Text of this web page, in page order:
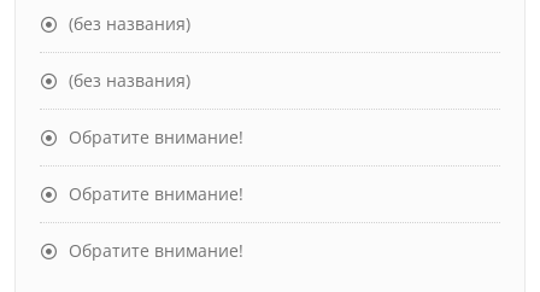
(без названия)
(без названия)
Обратите внимание!
Обратите внимание!
Обратите внимание!